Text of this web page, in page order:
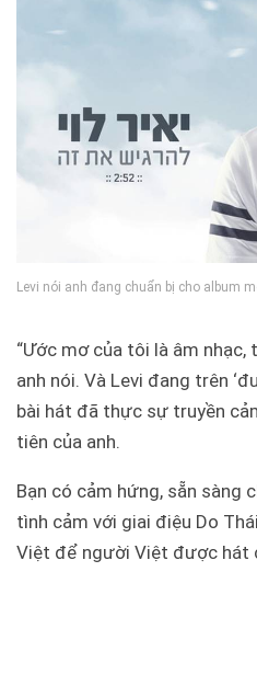
Levi nói anh đang chuẩn bị cho album
“Ước mơ của tôi là âm nhạc,
anh nói. Và Levi đang trên
bài hát đã thực sự truyền
tiên của anh.
Bạn có cảm hứng, sẵn sàng
tình cảm với giai điệu Do
Việt để người Việt được hát